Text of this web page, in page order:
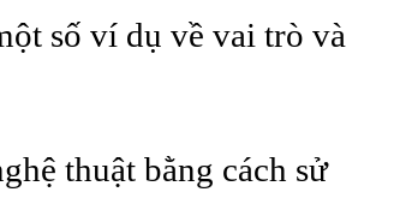
số ví dụ về vai trò và
thuật bằng cách sử